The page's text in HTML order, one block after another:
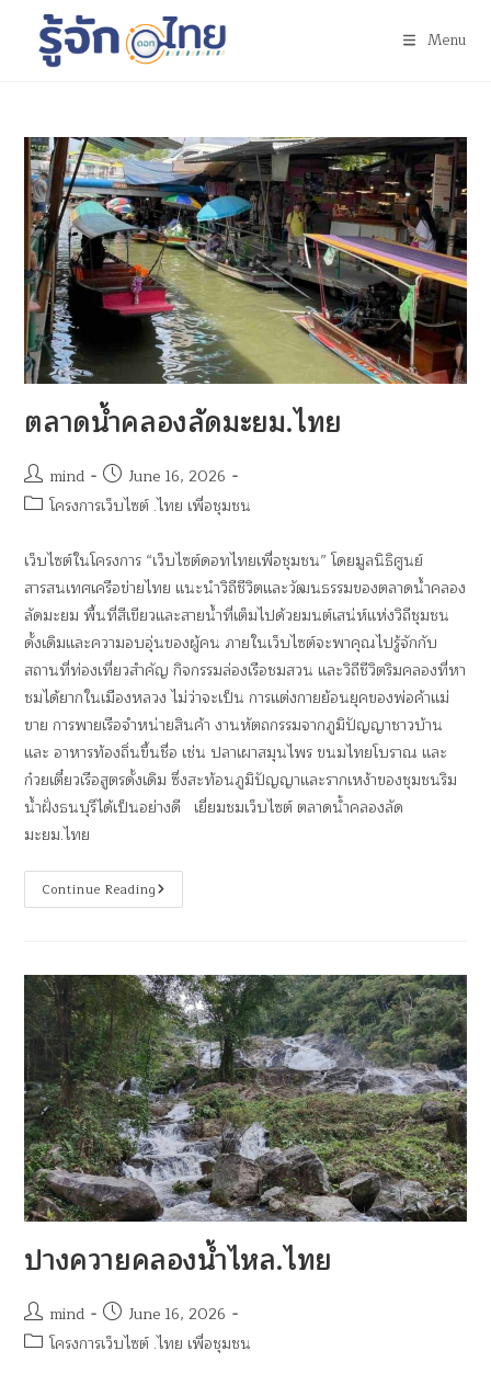
Menu
ตลาดน้ำคลองลัดมะยม.ไทย
mind
June 16, 2026
โครงการเว็บไซต์ .ไทย เพื่อชุมชน
เว็บไซต์ในโครงการ “เว็บไซต์ดอทไทยเพื่อชุมชน” โดยมูลนิธิศูนย์
สารสนเทศเครือข่ายไทย แนะนำวิถีชีวิตและวัฒนธรรมของตลาดน้ำคลอง
ลัดมะยม พื้นที่สีเขียวและสายน้ำที่เต็มไปด้วยมนต์เสน่ห์แห่งวิถีชุมชน
ดั้งเดิมและความอบอุ่นของผู้คน ภายในเว็บไซต์จะพาคุณไปรู้จักกับ
สถานที่ท่องเที่ยวสำคัญ กิจกรรมล่องเรือชมสวน และวิถีชีวิตริมคลองที่หา
ชมได้ยากในเมืองหลวง ไม่ว่าจะเป็น การแต่งกายย้อนยุคของพ่อค้าแม่
ขาย การพายเรือจำหน่ายสินค้า งานหัตถกรรมจากภูมิปัญญาชาวบ้าน
และ อาหารท้องถิ่นขึ้นชื่อ เช่น ปลาเผาสมุนไพร ขนมไทยโบราณ และ
ก๋วยเตี๋ยวเรือสูตรดั้งเดิม ซึ่งสะท้อนภูมิปัญญาและรากเหง้าของชุมชนริม
น้ำฝั่งธนบุรีได้เป็นอย่างดี เยี่ยมชมเว็บไซต์ ตลาดน้ําคลองลัด
มะยม.ไทย
Continue Reading
ปางควายคลองน้ำไหล.ไทย
mind
June 16, 2026
โครงการเว็บไซต์ .ไทย เพื่อชุมชน